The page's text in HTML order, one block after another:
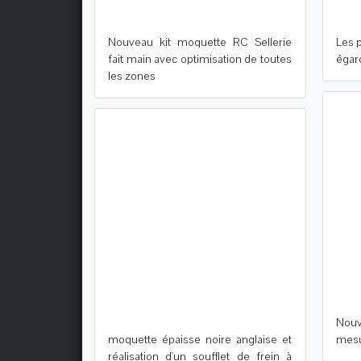
Nouveau kit moquette RC Sellerie
fait main avec optimisation de toutes
les zones
moquette épaisse noire anglaise et
réalisation d'un soufflet de frein à
Les